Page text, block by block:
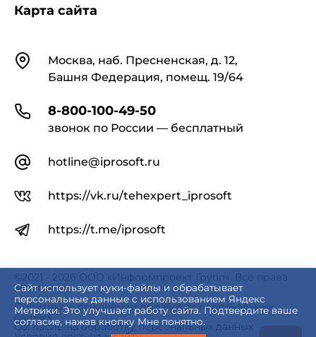
Сайт использует куки-файлы и обрабатывает
персональные данные с использованием Яндекс
Метрики. Это улучшает работу сайта. Подтвердите ваше
согласие, нажав кнопку Мне понятно.
КонтактыМосква, наб. Пресненская, д. 12,
Башня Федерация, помещ. 19/64
8-800-100-49-50
звонок по России — бесплатный
hotline@iprosoft.ru
https://vk.ru/tehexpert_iprosoft
https://t.me/iprosoft
Карта сайта
©2021 - 2026 ООО «Информпроект Групп». Все права
защищены.
Политика в отношении обработки персональных
данных
Согласие на обработку персональных данных